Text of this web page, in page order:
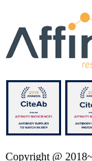
Copyright @